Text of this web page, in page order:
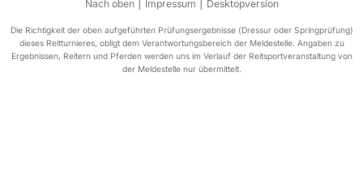
Nach oben Impressum Desktopversion
Die Richtigkeit der oben aufgeführten Prüfungsergebnisse (Dressur oder Springprüfung)
dieses Reitturnieres, obligt dem Verantwortungsbereich der Meldestelle. Angaben zu
Ergebnissen, Reitern und Pferden werden uns im Verlauf der Reitsportveranstaltung von
der Meldestelle nur übermittelt.